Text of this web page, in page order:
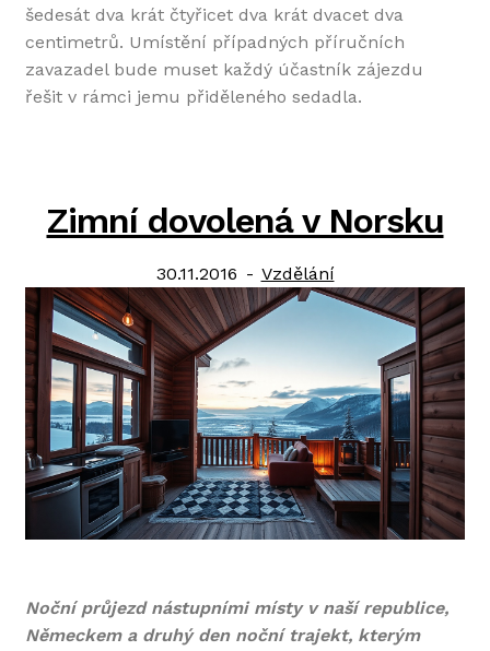
šedesát dva krát čtyřicet dva krát dvacet dva
centimetrů. Umístění případných příručních
zavazadel bude muset každý účastník zájezdu
řešit v rámci jemu přiděleného sedadla.
Zimní dovolená v Norsku
Posted
on
30.11.2016 Category:
Vzdělání
Noční průjezd nástupními místy v naší republice,
Německem a druhý den noční trajekt, kterým